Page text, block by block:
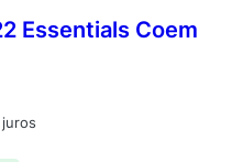
Essentials Coem